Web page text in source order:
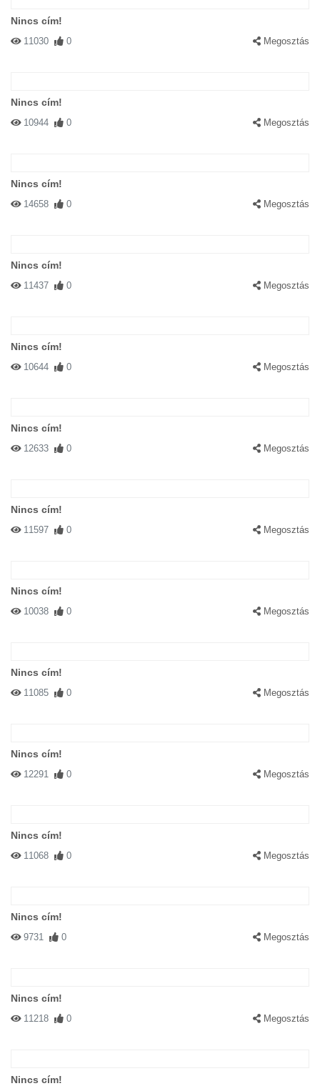
Nincs cím!
11030 0 Megosztás
Nincs cím!
10944 0 Megosztás
Nincs cím!
14658 0 Megosztás
Nincs cím!
11437 0 Megosztás
Nincs cím!
10644 0 Megosztás
Nincs cím!
12633 0 Megosztás
Nincs cím!
11597 0 Megosztás
Nincs cím!
10038 0 Megosztás
Nincs cím!
11085 0 Megosztás
Nincs cím!
12291 0 Megosztás
Nincs cím!
11068 0 Megosztás
Nincs cím!
9731 0 Megosztás
Nincs cím!
11218 0 Megosztás
Nincs cím!